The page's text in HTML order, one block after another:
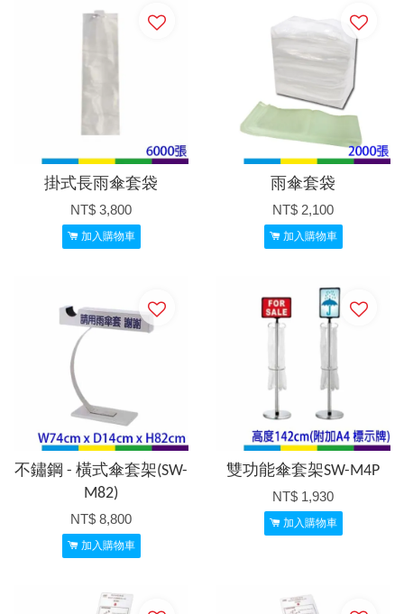
掛式長雨傘套袋
NT$ 3,800
加入購物車
雨傘套袋
NT$ 2,100
加入購物車
不鏽鋼 - 橫式傘套架(SW-
M82)
NT$ 8,800
加入購物車
雙功能傘套架SW-M4P
NT$ 1,930
加入購物車